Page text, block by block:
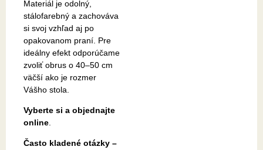
Materiál je odolný,
stálofarebný a zachováva
si svoj vzhľad aj po
opakovanom praní. Pre
ideálny efekt odporúčame
zvoliť obrus o 40–50 cm
väčší ako je rozmer
Vášho stola.
Vyberte si a objednajte
online.
Často kladené otázky –